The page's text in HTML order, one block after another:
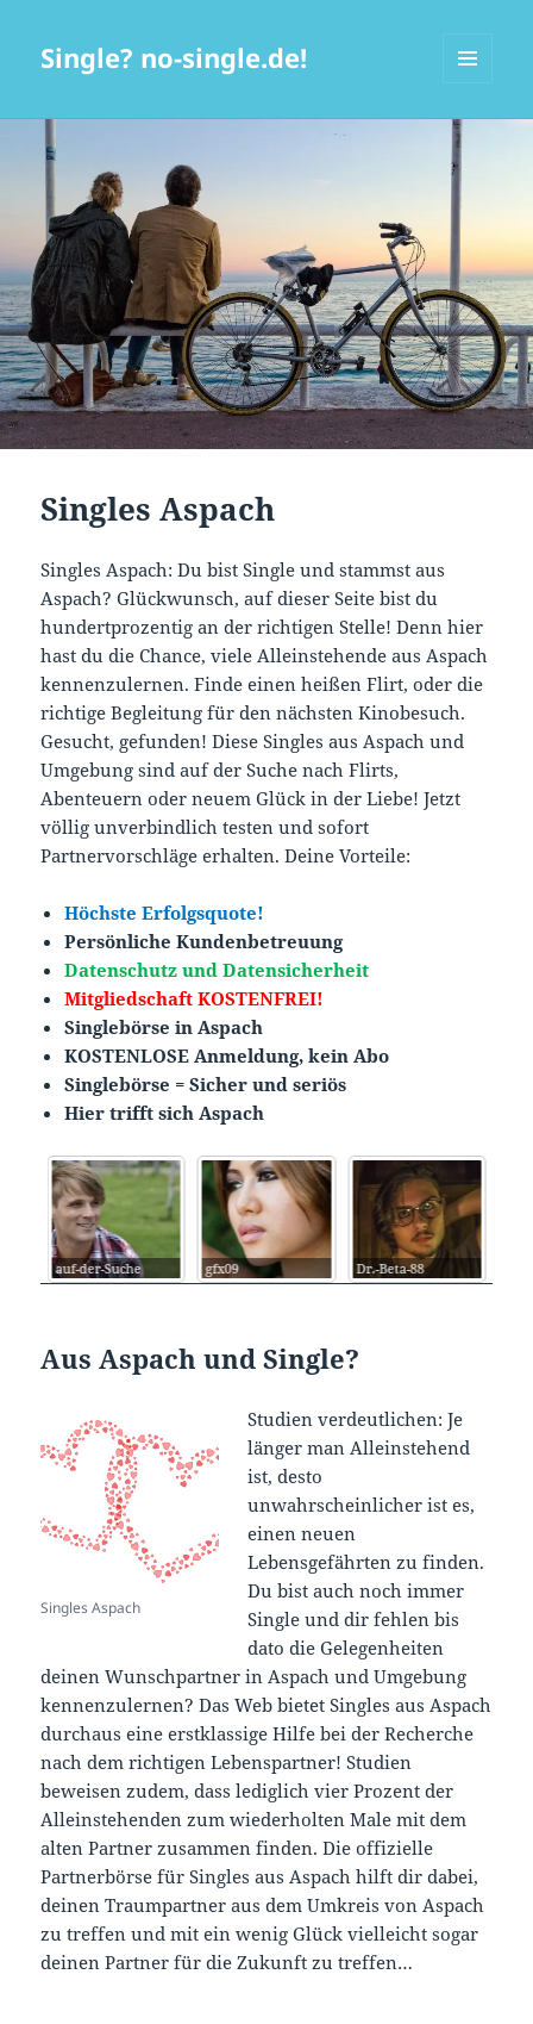
Single? no-single.de!
WIDGETS
Singles Aspach
Singles Aspach: Du bist Single und stammst aus
Aspach? Glückwunsch, auf dieser Seite bist du
hundertprozentig an der richtigen Stelle! Denn hier
hast du die Chance, viele Alleinstehende aus Aspach
kennenzulernen. Finde einen heißen Flirt, oder die
richtige Begleitung für den nächsten Kinobesuch.
Gesucht, gefunden! Diese Singles aus Aspach und
Umgebung sind auf der Suche nach Flirts,
Abenteuern oder neuem Glück in der Liebe! Jetzt
völlig unverbindlich testen und sofort
Partnervorschläge erhalten. Deine Vorteile:
Höchste Erfolgsquote!
Persönliche Kundenbetreuung
Datenschutz und Datensicherheit
Mitgliedschaft KOSTENFREI!
Singlebörse in Aspach
KOSTENLOSE Anmeldung, kein Abo
Singlebörse = Sicher und seriös
Hier trifft sich Aspach
auf-der-Suche gfx09 Dr.-Beta-88
Aus Aspach und Single?
Singles Aspach
Studien verdeutlichen: Je
länger man Alleinstehend
ist, desto
unwahrscheinlicher ist es,
einen neuen
Lebensgefährten zu finden.
Du bist auch noch immer
Single und dir fehlen bis
dato die Gelegenheiten
deinen Wunschpartner in Aspach und Umgebung
kennenzulernen? Das Web bietet Singles aus Aspach
durchaus eine erstklassige Hilfe bei der Recherche
nach dem richtigen Lebenspartner! Studien
beweisen zudem, dass lediglich vier Prozent der
Alleinstehenden zum wiederholten Male mit dem
alten Partner zusammen finden. Die offizielle
Partnerbörse für Singles aus Aspach hilft dir dabei,
deinen Traumpartner aus dem Umkreis von Aspach
zu treffen und mit ein wenig Glück vielleicht sogar
deinen Partner für die Zukunft zu treffen…